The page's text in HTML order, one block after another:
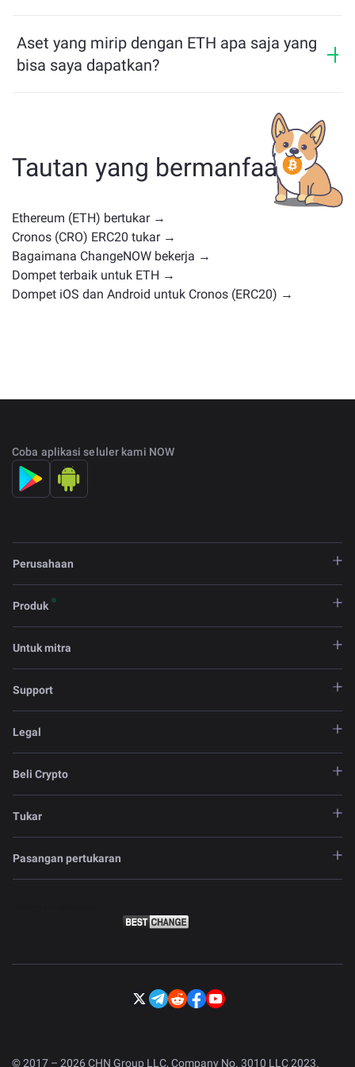
jam terakhir.
Aset yang mirip dengan ETH apa saja yang
bisa saya dapatkan?
kategorinya — apakah itu stablecoin, token utilitas,
koin pemerintahan, atau jenis lainnya. Alternatif umum
termasuk cryptocurrency lain dengan kasus
penggunaan atau posisi pasar serupa. Periksa semua
pertukaran utama.
Tautan yang bermanfaat
Ethereum (ETH) bertukar →
Cronos (CRO) ERC20 tukar →
Bagaimana ChangeNOW bekerja →
Dompet terbaik untuk ETH →
Dompet iOS dan Android untuk Cronos (ERC20) →
Coba aplikasi seluler kami NOW
Perusahaan
Produk
Untuk mitra
Support
Legal
Beli Crypto
Tukar
Pasangan pertukaran
© 2017 – 2026 CHN Group LLC, Company No. 3010 LLC 2023.